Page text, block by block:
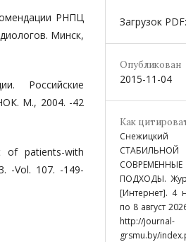
РНПЦ
Минск,
Российские
М., 2004. -42
of patients-with
-Vol. 107. -149-
Загрузок
Опубликован
2015-11-04
Как
Снежицкий
ПОДХОДЫ.
[Интернет]. 4
по 8 август
http://journal-
grsmu.by/